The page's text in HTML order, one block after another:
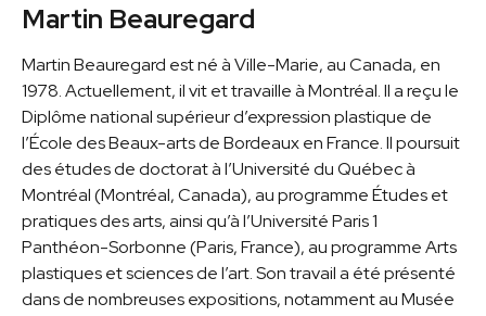
Martin Beauregard
Martin Beauregard est né à Ville-Marie, au Canada, en
1978. Actuellement, il vit et travaille à Montréal. Il a reçu le
Diplôme national supérieur d’expression plastique de
l’École des Beaux-arts de Bordeaux en France. Il poursuit
des études de doctorat à l’Université du Québec à
Montréal (Montréal, Canada), au programme Études et
pratiques des arts, ainsi qu’à l’Université Paris 1
Panthéon-Sorbonne (Paris, France), au programme Arts
plastiques et sciences de l’art. Son travail a été présenté
dans de nombreuses expositions, notamment au Musée